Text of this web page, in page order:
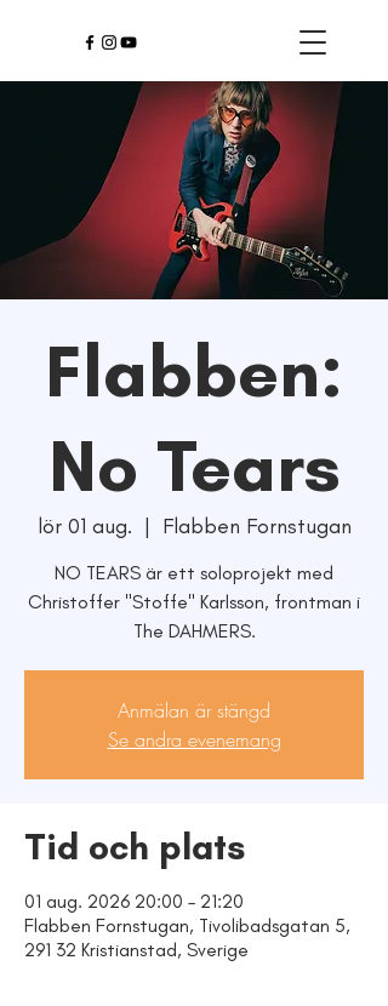
Flabben:
No Tears
lör 01 aug.
  |
Flabben Fornstugan
NO TEARS är ett soloprojekt med
Christoffer "Stoffe" Karlsson, frontman i
The DAHMERS.
Anmälan är stängd
Se andra evenemang
Tid och plats
01 aug. 2026 20:00 – 21:20
Flabben Fornstugan, Tivolibadsgatan 5,
291 32 Kristianstad, Sverige